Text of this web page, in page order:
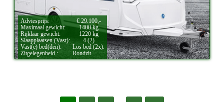
Adviesprijs:
€ 29.100,-
Maximaal gewicht:
1400 kg
Rijklaar gewicht:
1220 kg
Slaapplaatsen (Vast):
4 (2)
Vast(e) bed(den):
Los bed (2x).
Zitgelegenheid.:
Rondzit.